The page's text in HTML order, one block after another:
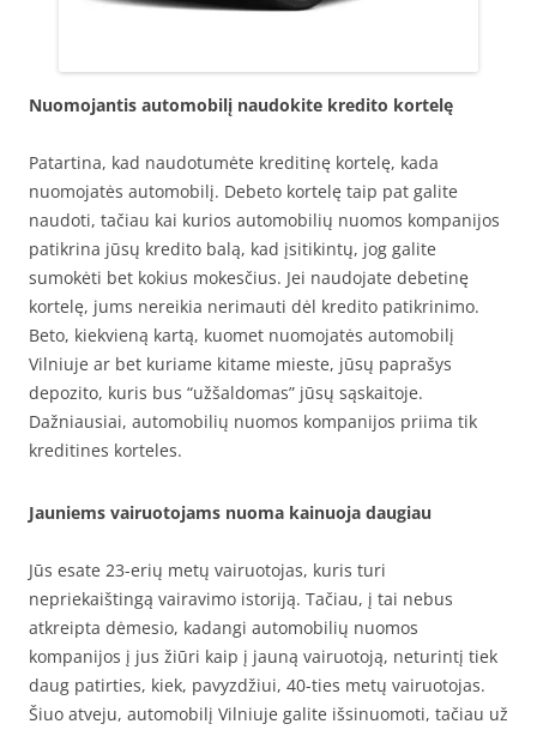
Nuomojantis automobilį naudokite kredito kortelę
Patartina, kad naudotumėte kreditinę kortelę, kada
nuomojatės automobilį. Debeto kortelę taip pat galite
naudoti, tačiau kai kurios automobilių nuomos kompanijos
patikrina jūsų kredito balą, kad įsitikintų, jog galite
sumokėti bet kokius mokesčius. Jei naudojate debetinę
kortelę, jums nereikia nerimauti dėl kredito patikrinimo.
Beto, kiekvieną kartą, kuomet nuomojatės automobilį
Vilniuje ar bet kuriame kitame mieste, jūsų paprašys
depozito, kuris bus “užšaldomas” jūsų sąskaitoje.
Dažniausiai, automobilių nuomos kompanijos priima tik
kreditines korteles.
Jauniems vairuotojams nuoma kainuoja daugiau
Jūs esate 23-erių metų vairuotojas, kuris turi
nepriekaištingą vairavimo istoriją. Tačiau, į tai nebus
atkreipta dėmesio, kadangi automobilių nuomos
kompanijos į jus žiūri kaip į jauną vairuotoją, neturintį tiek
daug patirties, kiek, pavyzdžiui, 40-ties metų vairuotojas.
Šiuo atveju, automobilį Vilniuje galite išsinuomoti, tačiau už